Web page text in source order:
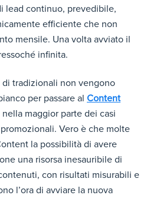
lead continuo, prevedibile,
efficiente che non
mensile. Una volta avviato il
infinita.
tradizionali non vengono
per passare al Content
maggior parte dei casi
Vero è che molte
la possibilità di avere
una risorsa inesauribile di
con risultati misurabili e
l’ora di avviare la nuova